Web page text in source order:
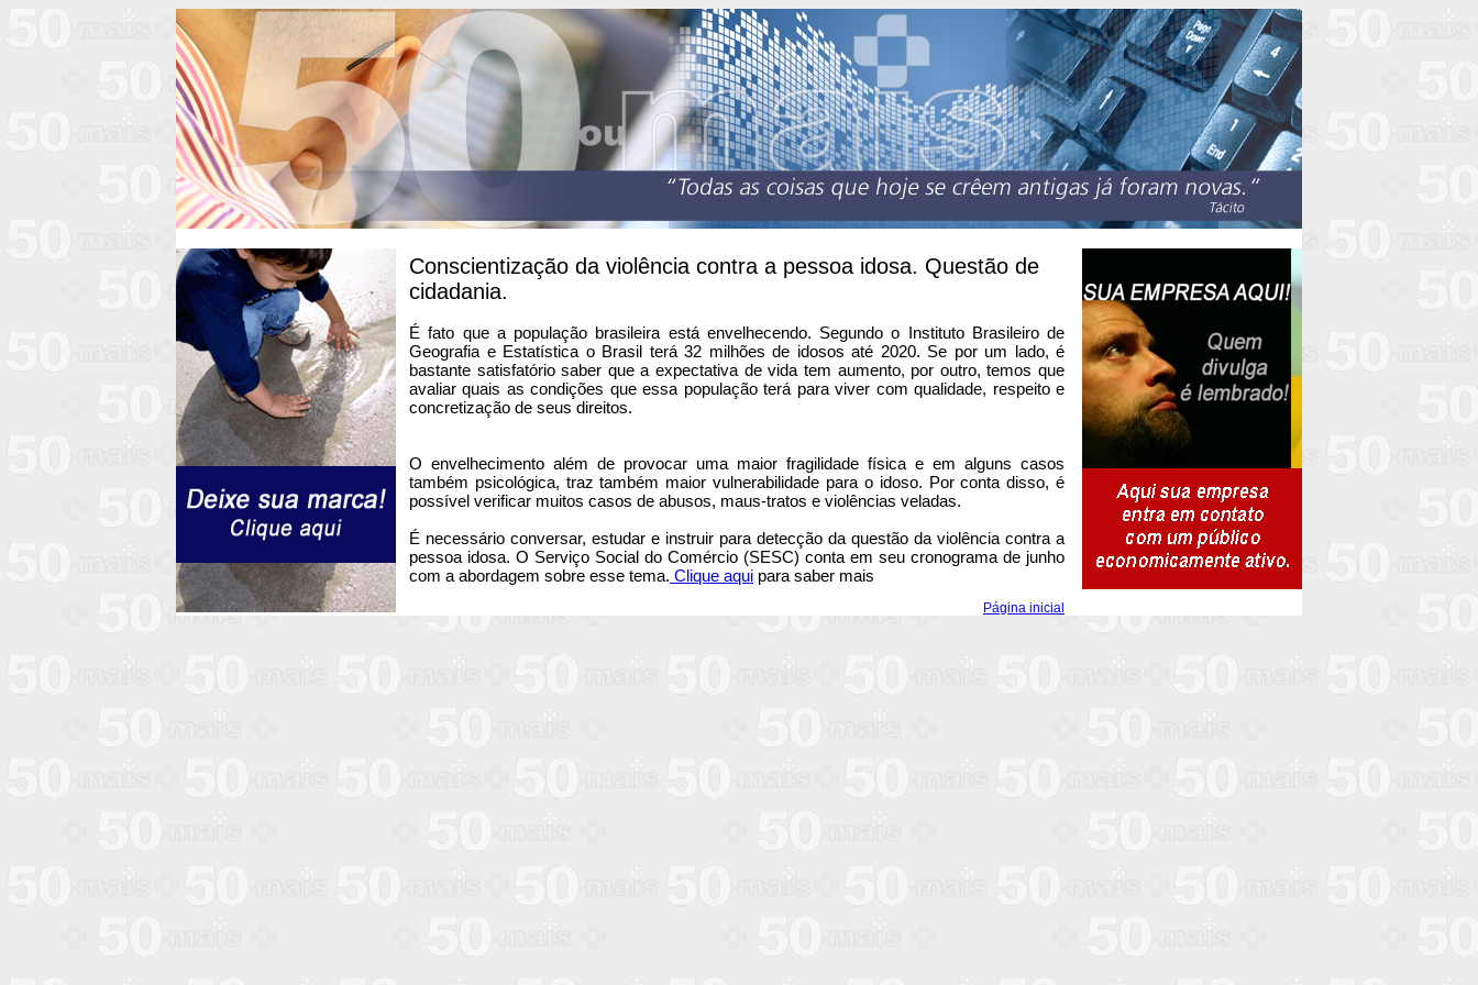
Conscientização da violência contra a pessoa idosa. Questão de
cidadania.
É fato que a população brasileira está envelhecendo. Segundo o Instituto Brasileiro de
Geografia e Estatística o Brasil terá 32 milhões de idosos até 2020. Se por um lado, é
bastante satisfatório saber que a expectativa de vida tem aumento, por outro, temos que
avaliar quais as condições que essa população terá para viver com qualidade, respeito e
concretização de seus direitos.
O envelhecimento além de provocar uma maior fragilidade física e em alguns casos
também psicológica, traz também maior vulnerabilidade para o idoso. Por conta disso, é
possível verificar muitos casos de abusos, maus-tratos e violências veladas.
É necessário conversar, estudar e instruir para detecção da questão da violência contra a
pessoa idosa. O Serviço Social do Comércio (SESC) conta em seu cronograma de junho
com a abordagem sobre esse tema. Clique aqui para saber mais
Página inicial